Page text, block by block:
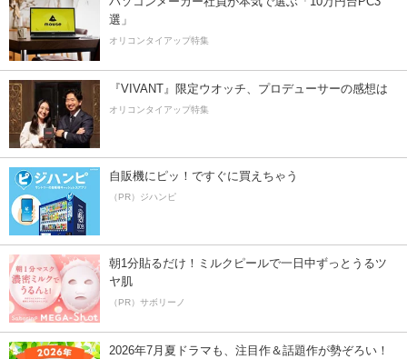
選」
オリコンタイアップ特集
『VIVANT』限定ウオッチ、プロデューサーの感想は
オリコンタイアップ特集
自販機にピッ！ですぐに買えちゃう
（PR）ジハンピ
朝1分貼るだけ！ミルクピールで一日中ずっとうるツ
ヤ肌
（PR）サボリーノ
2026年7月夏ドラマも、注目作＆話題作が勢ぞろい！